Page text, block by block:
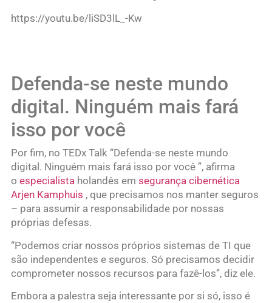
https://youtu.be/liSD3lL_-Kw
Defenda-se neste mundo
digital. Ninguém mais fará
isso por você
Por fim, no TEDx Talk “Defenda-se neste mundo
digital. Ninguém mais fará isso por você ”, afirma
o especialistaholandês em segurança cibernética
Arjen Kamphuis , que precisamos nos manter seguros
– para assumir a responsabilidade por nossas
próprias defesas.
“Podemos criar nossos próprios sistemas de TI que
são independentes e seguros. Só precisamos decidir
comprometer nossos recursos para fazê-los”, diz ele.
Embora a palestra seja interessante por si só, isso é